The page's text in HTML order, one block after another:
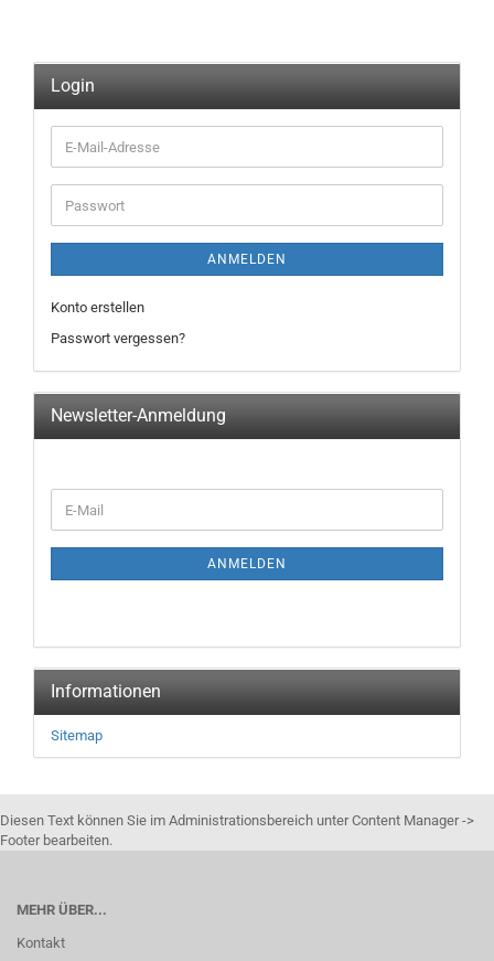
Login
E-
Mail-
Adresse
Passwort
ANMELDEN
Konto erstellen
Passwort vergessen?
Newsletter-Anmeldung
ZUR
E-
Mail
ANMELDEN
Informationen
Sitemap
Diesen Text können Sie im Administrationsbereich unter Content Manager ->
Footer bearbeiten.
MEHR ÜBER...
Kontakt